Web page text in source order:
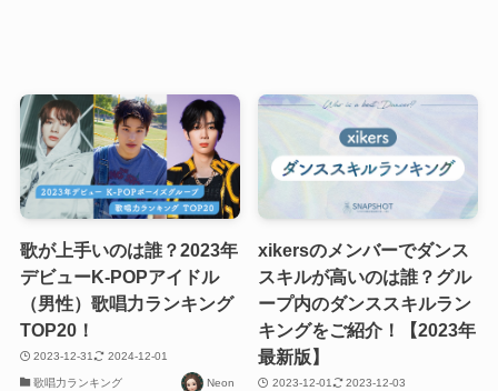
歌が上手いのは誰？2023年
デビューK-POPアイドル
（男性）歌唱力ランキング
TOP20！
2023-12-31 2024-12-01
歌唱力ランキング Neon
xikersのメンバーでダンス
スキルが高いのは誰？グル
ープ内のダンススキルラン
キングをご紹介！【2023年
最新版】
2023-12-01 2023-12-03